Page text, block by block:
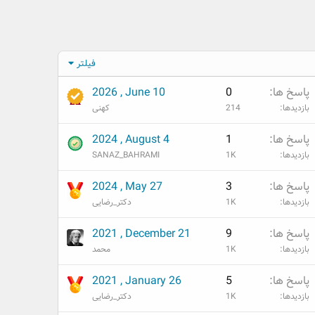
فیلتر
پاسخ ها 0
بازدیدها 214
2026 , June 10
کهنی
پاسخ ها 1
بازدیدها 1K
2024 , August 4
SANAZ_BAHRAMI
پاسخ ها 3
بازدیدها 1K
2024 , May 27
دکتر_رضایی
پاسخ ها 9
بازدیدها 1K
2021 , December 21
محمد
پاسخ ها 5
بازدیدها 1K
2021 , January 26
دکتر_رضایی